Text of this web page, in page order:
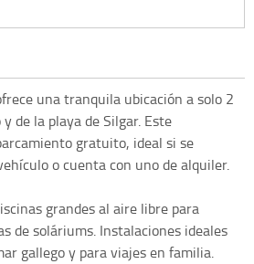
una tranquila ubicación a solo 2
de la playa de Silgar. Este
gratuito, ideal si se
o cuenta con uno de alquiler.
grandes al aire libre para
de soláriums. Instalaciones ideales
gallego y para viajes en familia.